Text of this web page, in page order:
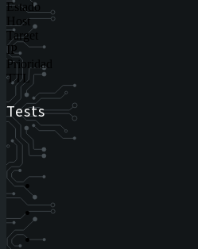
Estado
Host
Target
IP
Prioridad
TTL
Tests